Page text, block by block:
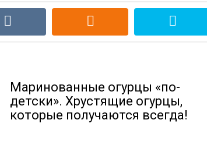
Маринованные огурцы «по-
детски». Хрустящие огурцы,
которые получаются всегда!